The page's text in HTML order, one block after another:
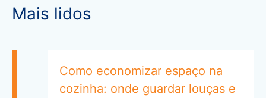
Mais lidos
Como economizar espaço na
cozinha: onde guardar louças e